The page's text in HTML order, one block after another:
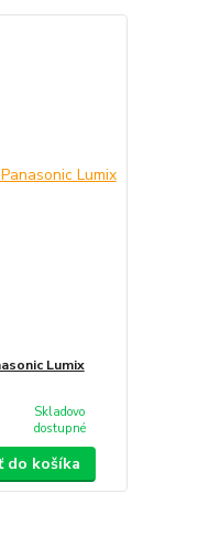
Lumix
Skladovo
dostupné
do košíka